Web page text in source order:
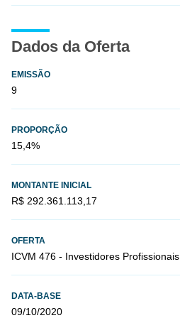
Dados da Oferta
EMISSÃO
9
PROPORÇÃO
15,4%
MONTANTE INICIAL
R$ 292.361.113,17
OFERTA
ICVM 476 - Investidores Profissionais
DATA-BASE
09/10/2020